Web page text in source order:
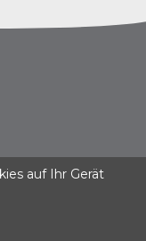
auf Ihr Gerät